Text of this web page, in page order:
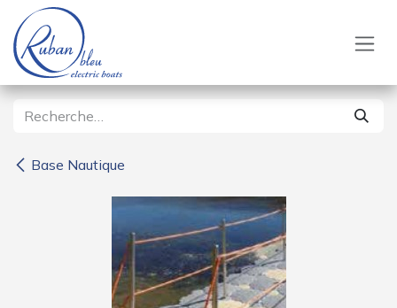
Se rendre au contenu
Base Nautique